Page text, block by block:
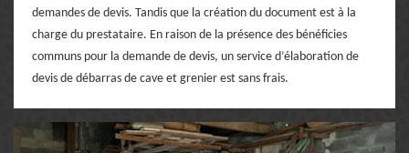
demandes de devis. Tandis que la création du document est à la
charge du prestataire. En raison de la présence des bénéficies
communs pour la demande de devis, un service d’élaboration de
devis de débarras de cave et grenier est sans frais.